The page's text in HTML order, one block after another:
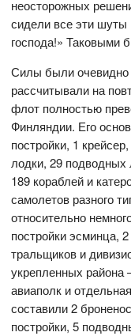
неосторожных
сидели все эти шуты
господа!» Таковыми
Силы были очевидно
рассчитывали на
флот полностью
Финляндии. Его
постройки, 1
лодки, 29
189 кораблей и
самолетов разного
относительно
постройки эсминца,
тральщиков и
укрепленных
авиаполк и
составили 2
постройки, 5